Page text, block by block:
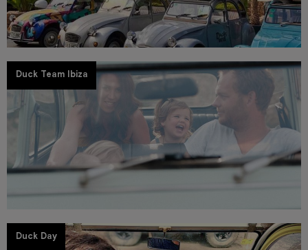
Duck Team Ibiza
Duck Day